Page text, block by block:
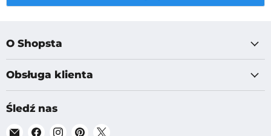
O Shopsta
Obsługa klienta
Śledź nas
Znajdź
Znajdź
Znajdź
Znajdź